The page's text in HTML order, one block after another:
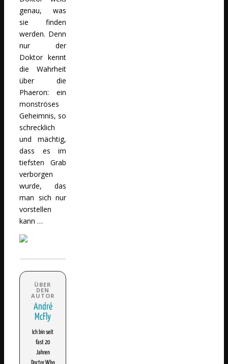
genau, was
sie finden
werden. Denn
nur der
Doktor kennt
die Wahrheit
über die
Phaeron: ein
monströses
Geheimnis, so
schrecklich
und mächtig,
dass es im
tiefsten Grab
verborgen
wurde, das
man sich nur
vorstellen
kann …
André
McFly
Ich bin seit
fast 20
Jahren